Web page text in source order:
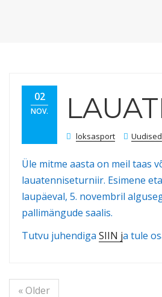
02
NOV.
loksasport Uudised
Üle mitme aasta on meil taas
lauatenniseturniir. Esimene
laupäeval, 5. novembril
pallimängude saalis.
Tutvu juhendiga SIIN ja tule
« Older